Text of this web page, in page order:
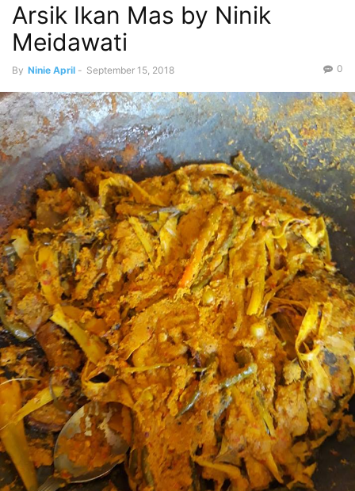
Arsik Ikan Mas by Ninik
Meidawati
By Ninie April - September 15, 2018 0